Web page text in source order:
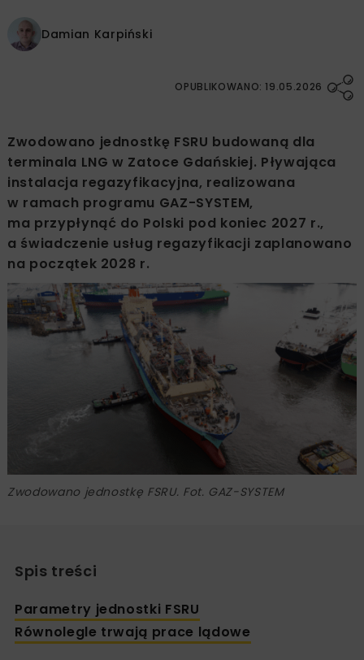
Damian Karpiński
OPUBLIKOWANO: 19.05.2026
Zwodowano jednostkę FSRU budowaną dla
terminala LNG w Zatoce Gdańskiej. Pływająca
instalacja regazyfikacyjna, realizowana
w ramach programu GAZ-SYSTEM,
ma przypłynąć do Polski pod koniec 2027 r.,
a świadczenie usług regazyfikacji zaplanowano
na początek 2028 r.
Zwodowano jednostkę FSRU. Fot. GAZ-SYSTEM
Spis treści
Parametry jednostki FSRU
Równolegle trwają prace lądowe